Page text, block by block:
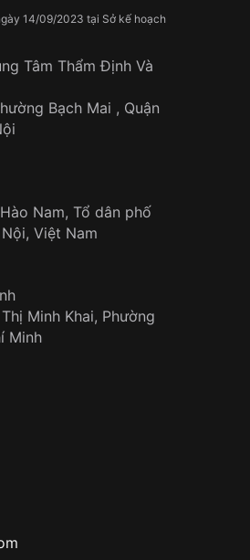
tạo thành một rào cản quan
phận bên trong đồng hồ và
ngăn nước thấm vào.
Núm vặn được bịt kín đảm
cài đặt ngày và giờ luôn kín
hồ được thiết kế tỉ mỉ để
và duy trì tính nguyên vẹn dưới
của đồng hồ 5ATM
hàng ngày: Bảo vệ khỏi
vô tình ngâm nước.
14/09/2023 tại Sở kế hoạch
Tâm Thẩm Định Và
Bạch Mai , Quận
Nam, Tổ dân phố
Việt Nam
Minh Khai, Phường
Minh